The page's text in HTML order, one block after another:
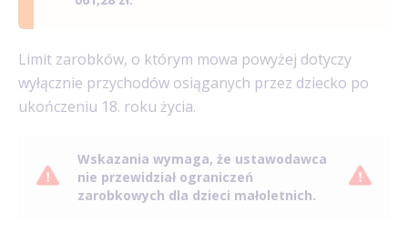
Limit zarobków, o którym mowa powyżej dotyczy
wyłącznie przychodów osiąganych przez dziecko po
ukończeniu 18. roku życia.
Wskazania wymaga, że ustawodawca
nie przewidział ograniczeń
zarobkowych dla dzieci małoletnich.